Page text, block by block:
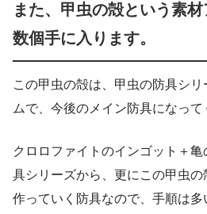
また、甲虫の殻という素
数個手に入ります。
この甲虫の殻は、甲虫の防具シ
ムで、今後のメイン防具になって
クロロファイトのインゴット＋
具シリーズから、更にこの甲虫
作っていく防具なので、手順は多